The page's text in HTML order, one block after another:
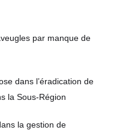
par manque de
dans l’éradication de
la Sous-Région
la gestion de